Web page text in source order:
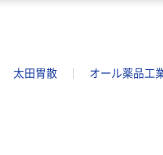
太田胃散 オール薬品工